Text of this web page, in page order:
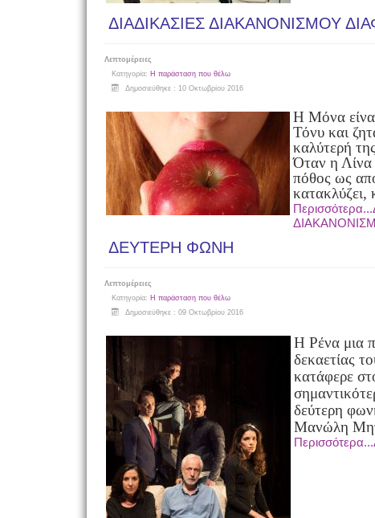
ΔΙΑΔΙΚΑΣΙΕΣ ΔΙΑΚΑΝΟΝΙΣΜΟΥ
Λεπτομέρειες
Κατηγορία: Η παράσταση που θέλω
Δημοσιεύθηκε : 10 Οκτωβρίου 2016
Η Μόνα
Τόνυ και
καλύτερή
Όταν η Λίνα
πόθος ως
κατακλύζει,
ΔΕΥΤΕΡΗ ΦΩΝΗ
Λεπτομέρειες
Κατηγορία: Η παράσταση που θέλω
Δημοσιεύθηκε : 09 Οκτωβρίου 2016
Η Ρένα μια
δεκαετίας
κατάφερε
δεύτερη
Μανώλη